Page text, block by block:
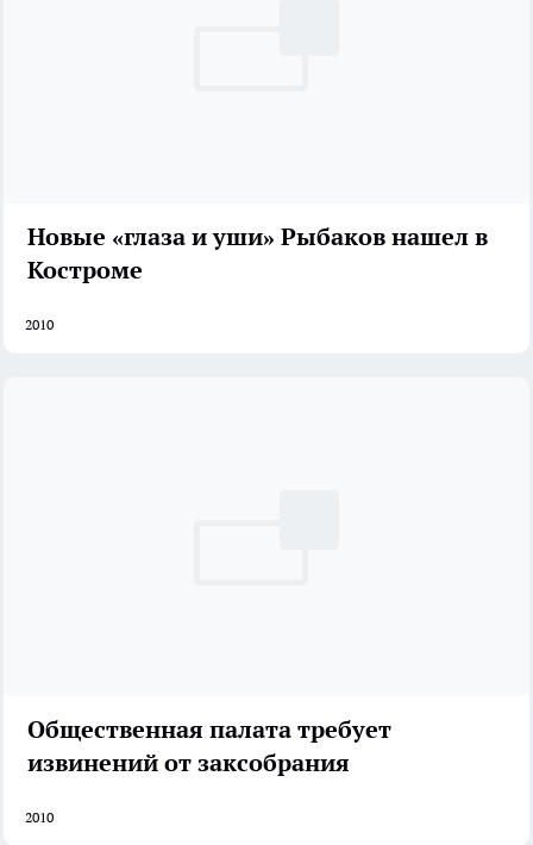
Новые «глаза и уши» Рыбаков нашел в
Костроме
2010
Общественная палата требует
извинений от заксобрания
2010